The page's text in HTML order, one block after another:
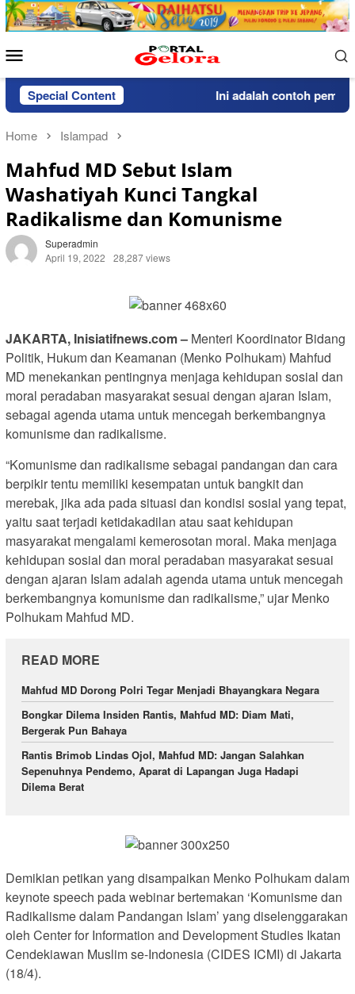
Skip
to
Menu
Special Content Ini adalah contoh
Home Islampad
Mahfud MD Sebut Islam
Washatiyah Kunci Tangkal
Radikalisme dan Komunisme
Superadmin
April 19, 2022
28,287 views
JAKARTA, Inisiatifnews.com – Menteri Koordinator Bidang
Politik, Hukum dan Keamanan (Menko Polhukam) Mahfud
MD menekankan pentingnya menjaga kehidupan sosial dan
moral peradaban masyarakat sesuai dengan ajaran Islam,
sebagai agenda utama untuk mencegah berkembangnya
komunisme dan radikalisme.
“Komunisme dan radikalisme sebagai pandangan dan cara
berpikir tentu memiliki kesempatan untuk bangkit dan
merebak, jika ada pada situasi dan kondisi sosial yang tepat,
yaitu saat terjadi ketidakadilan atau saat kehidupan
masyarakat mengalami kemerosotan moral. Maka menjaga
kehidupan sosial dan moral peradaban masyarakat sesuai
dengan ajaran Islam adalah agenda utama untuk mencegah
berkembangnya komunisme dan radikalisme,” ujar Menko
Polhukam Mahfud MD.
READ MORE
Mahfud MD Dorong Polri Tegar Menjadi Bhayangkara Negara
Bongkar Dilema Insiden Rantis, Mahfud MD: Diam Mati,
Bergerak Pun Bahaya
Rantis Brimob Lindas Ojol, Mahfud MD: Jangan Salahkan
Sepenuhnya Pendemo, Aparat di Lapangan Juga Hadapi
Dilema Berat
Demikian petikan yang disampaikan Menko Polhukam dalam
keynote speech pada webinar bertemakan ‘Komunisme dan
Radikalisme dalam Pandangan Islam’ yang diselenggarakan
oleh Center for Information and Development Studies Ikatan
Cendekiawan Muslim se-Indonesia (CIDES ICMI) di Jakarta
(18/4).